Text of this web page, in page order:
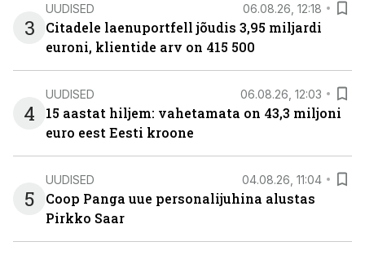
3
UUDISED 06.08.26, 12:18
Citadele laenuportfell jõudis 3,95 miljardi
euroni, klientide arv on 415 500
4
UUDISED 06.08.26, 12:03
15 aastat hiljem: vahetamata on 43,3 miljoni
euro eest Eesti kroone
5
UUDISED 04.08.26, 11:04
Coop Panga uue personalijuhina alustas
Pirkko Saar